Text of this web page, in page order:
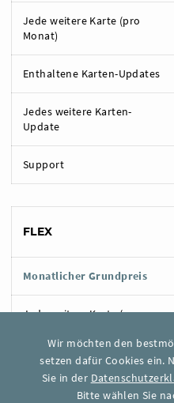
Jede weitere Karte (pro
Monat)
Enthaltene Karten-Updates
Jedes weitere Karten-
Update
Support
FLEX
Monatlicher Grundpreis
Jede weitere Karte (pro
Enthaltene Karten-Updates
Wir möchten den
setzen dafür Cookies ein.
Sie in der
Bitte wählen Sie